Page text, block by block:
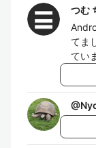
つむ
てま
てい
@